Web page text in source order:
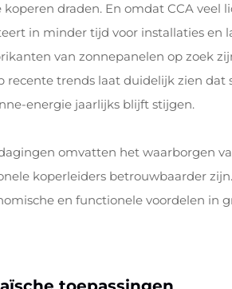
draden. En omdat CCA veel
in minder tijd voor installaties en
van zonnepanelen op zoek
trends laat duidelijk zien dat
energie jaarlijks blijft stijgen.
omvatten het waarborgen
koperleiders betrouwbaarder
en functionele voordelen in